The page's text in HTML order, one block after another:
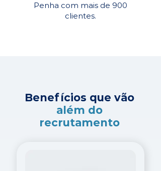
Penha com mais de 900
clientes.
Benefícios que vão
além do
recrutamento